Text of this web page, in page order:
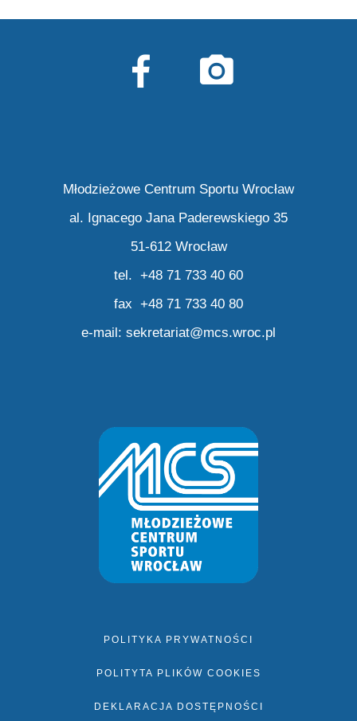
Młodzieżowe Centrum Sportu Wrocław
al. Ignacego Jana Paderewskiego 35
51-612 Wrocław
tel. +48 71 733 40 60
fax +48 71 733 40 80
e-mail: sekretariat@mcs.wroc.pl
POLITYKA PRYWATNOŚCI
POLITYTA PLIKÓW COOKIES
DEKLARACJA DOSTĘPNOŚCI